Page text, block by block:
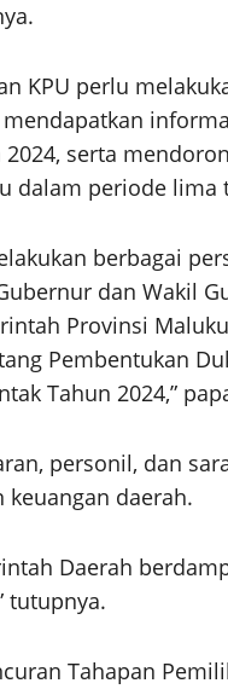
KPU perlu
serta
dalam periode lima
berbagai
dan Wakil
Provinsi
Pembentukan
Tahun 2024,”
personil, dan
daerah.
Daerah
tutupnya.
Tahapan